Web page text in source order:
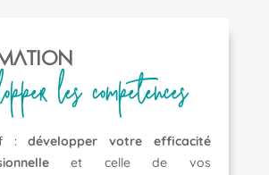
les competences
:développer votre efficacité
et celle de vos